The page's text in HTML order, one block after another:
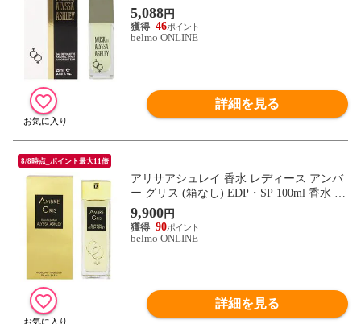
グランス MUSK BY ALYSSA ASHLEY 新
品 未使用
5,088円
46
belmo ONLINE
詳細を見る
8/8時点_ポイント最大11倍
アリサアシュレイ 香水 レディース アンバ
ー グリス (箱なし) EDP・SP 100ml 香水 フ
レグランス AMBRE GRIS ALYSSA ASHLE
Y 新品 未使用
9,900円
90
belmo ONLINE
詳細を見る